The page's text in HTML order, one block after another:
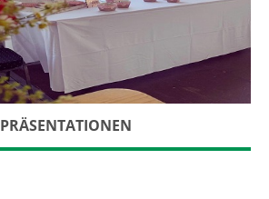
PRÄSENTATIONEN